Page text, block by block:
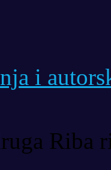
i
Riba